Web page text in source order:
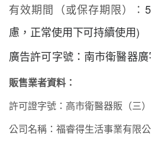
有效期間（或保存期限）：
慮，正常使用下可持續使用)
廣告許可字號：南市衛醫器廣
販售業者資料：
許可證字號：高市衛醫器販（三
公司名稱：福睿得生活事業有限公